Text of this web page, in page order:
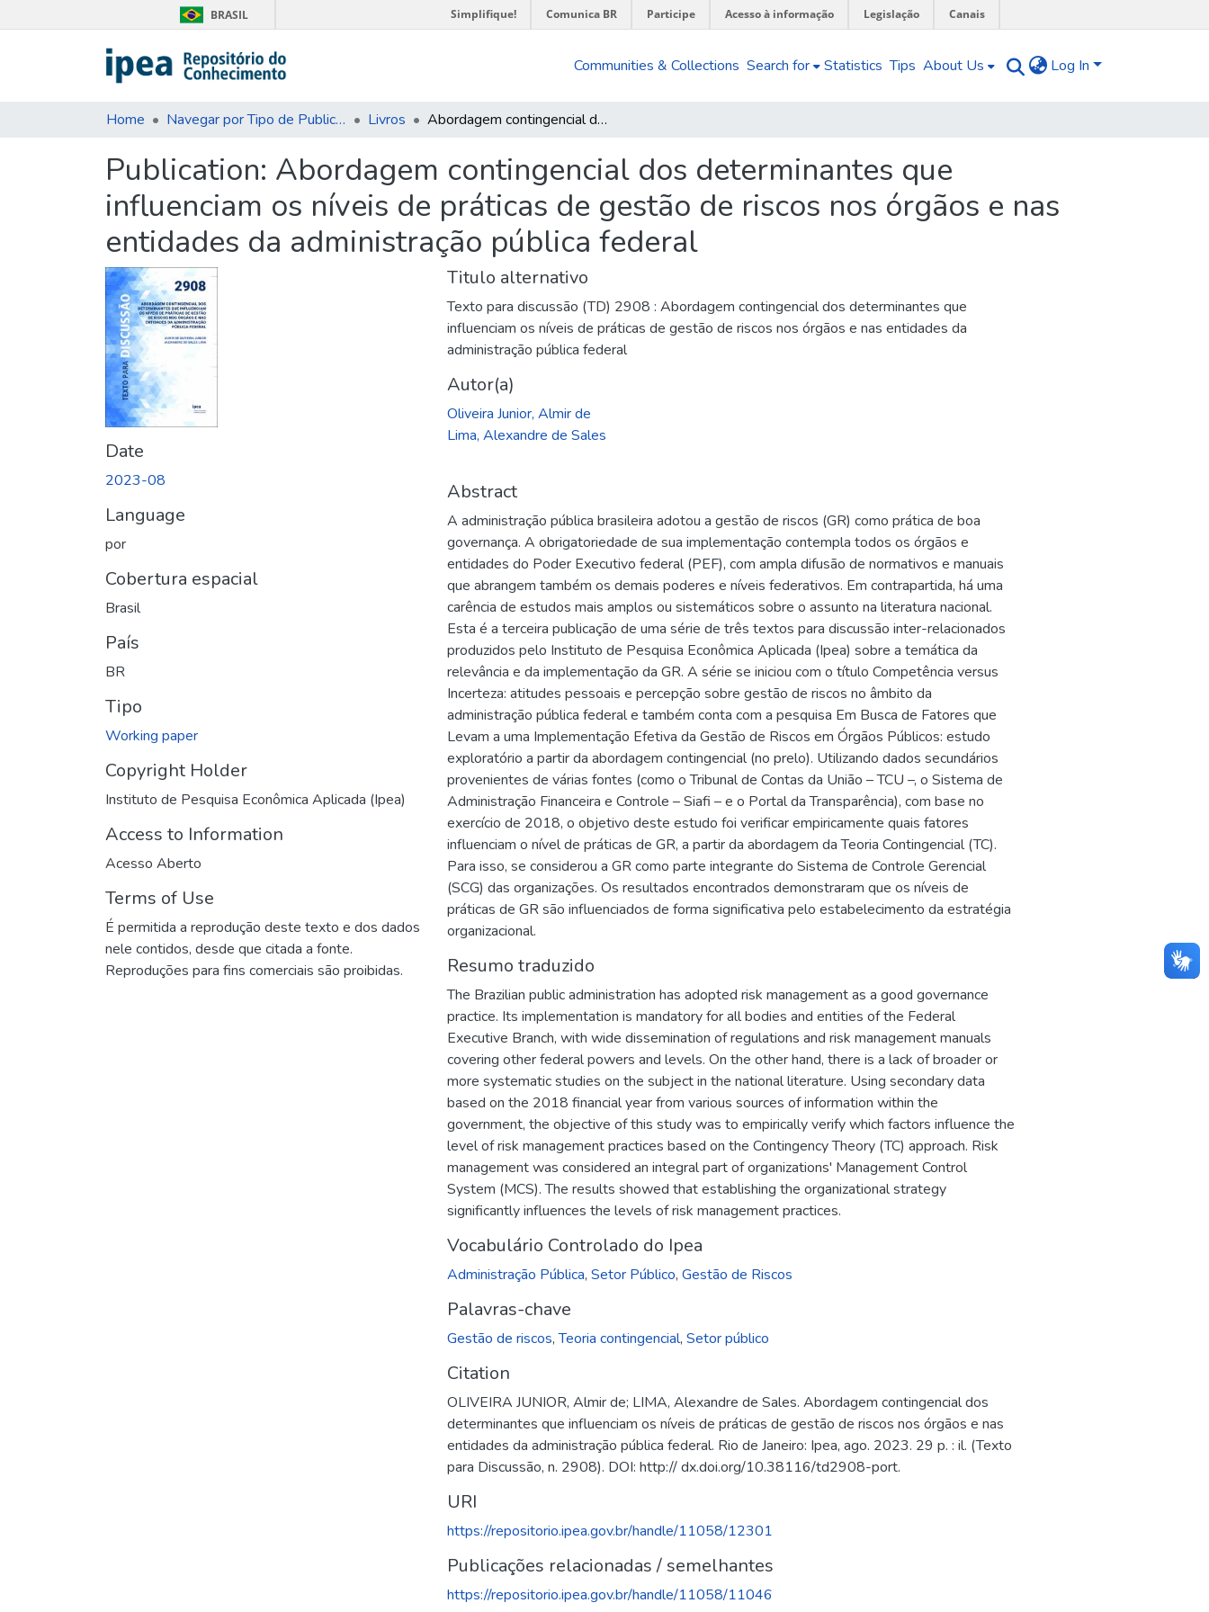
BRASIL Simplifique! Comunica BR Participe Acesso à informação Legislação Canais
Communities & Collections Search for Statistics Tips About Us Log In
Home Navegar por Tipo de Publicação Livros Abordagem contingencial dos determinantes que influenciam os níveis de práticas de gestão de riscos nos órgãos e nas entidades da administração pública federal
Publication: Abordagem contingencial dos determinantes que
influenciam os níveis de práticas de gestão de riscos nos órgãos e nas
entidades da administração pública federal
Date
2023-08
Language
por
Cobertura espacial
Brasil
País
BR
Tipo
Working paper
Copyright Holder
Instituto de Pesquisa Econômica Aplicada (Ipea)
Access to Information
Acesso Aberto
Terms of Use
É permitida a reprodução deste texto e dos dados
nele contidos, desde que citada a fonte.
Reproduções para fins comerciais são proibidas.
Titulo alternativo
Texto para discussão (TD) 2908 : Abordagem contingencial dos determinantes que
influenciam os níveis de práticas de gestão de riscos nos órgãos e nas entidades da
administração pública federal
Autor(a)
Oliveira Junior, Almir de
Lima, Alexandre de Sales
Abstract
A administração pública brasileira adotou a gestão de riscos (GR) como prática de boa
governança. A obrigatoriedade de sua implementação contempla todos os órgãos e
entidades do Poder Executivo federal (PEF), com ampla difusão de normativos e manuais
que abrangem também os demais poderes e níveis federativos. Em contrapartida, há uma
carência de estudos mais amplos ou sistemáticos sobre o assunto na literatura nacional.
Esta é a terceira publicação de uma série de três textos para discussão inter-relacionados
produzidos pelo Instituto de Pesquisa Econômica Aplicada (Ipea) sobre a temática da
relevância e da implementação da GR. A série se iniciou com o título Competência versus
Incerteza: atitudes pessoais e percepção sobre gestão de riscos no âmbito da
administração pública federal e também conta com a pesquisa Em Busca de Fatores que
Levam a uma Implementação Efetiva da Gestão de Riscos em Órgãos Públicos: estudo
exploratório a partir da abordagem contingencial (no prelo). Utilizando dados secundários
provenientes de várias fontes (como o Tribunal de Contas da União – TCU –, o Sistema de
Administração Financeira e Controle – Siafi – e o Portal da Transparência), com base no
exercício de 2018, o objetivo deste estudo foi verificar empiricamente quais fatores
influenciam o nível de práticas de GR, a partir da abordagem da Teoria Contingencial (TC).
Para isso, se considerou a GR como parte integrante do Sistema de Controle Gerencial
(SCG) das organizações. Os resultados encontrados demonstraram que os níveis de
práticas de GR são influenciados de forma significativa pelo estabelecimento da estratégia
organizacional.
Resumo traduzido
The Brazilian public administration has adopted risk management as a good governance
practice. Its implementation is mandatory for all bodies and entities of the Federal
Executive Branch, with wide dissemination of regulations and risk management manuals
covering other federal powers and levels. On the other hand, there is a lack of broader or
more systematic studies on the subject in the national literature. Using secondary data
based on the 2018 financial year from various sources of information within the
government, the objective of this study was to empirically verify which factors influence the
level of risk management practices based on the Contingency Theory (TC) approach. Risk
management was considered an integral part of organizations' Management Control
System (MCS). The results showed that establishing the organizational strategy
significantly influences the levels of risk management practices.
Vocabulário Controlado do Ipea
Administração Pública, Setor Público, Gestão de Riscos
Palavras-chave
Gestão de riscos,Teoria contingencial, Setor público
Citation
OLIVEIRA JUNIOR, Almir de; LIMA, Alexandre de Sales. Abordagem contingencial dos
determinantes que influenciam os níveis de práticas de gestão de riscos nos órgãos e nas
entidades da administração pública federal. Rio de Janeiro: Ipea, ago. 2023. 29 p. : il. (Texto
para Discussão, n. 2908). DOI: http:// dx.doi.org/10.38116/td2908-port.
URI
https://repositorio.ipea.gov.br/handle/11058/12301
Publicações relacionadas / semelhantes
https://repositorio.ipea.gov.br/handle/11058/11046